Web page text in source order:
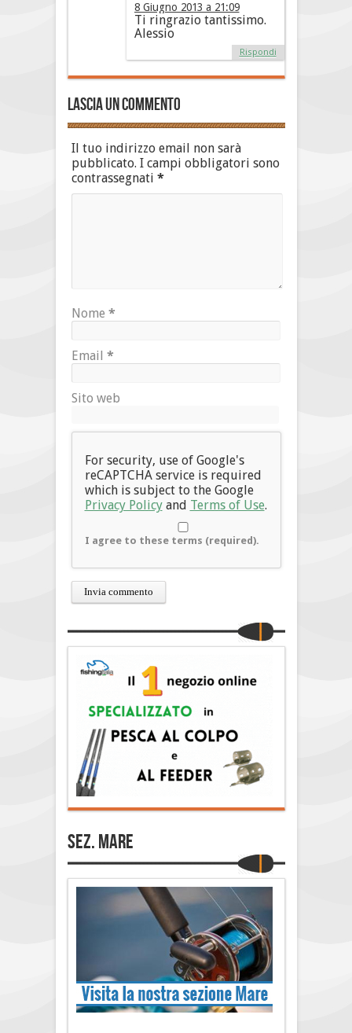
8 Giugno 2013 a 21:09
Ti ringrazio tantissimo.
Alessio
Rispondi
Lascia un commento
Il tuo indirizzo email non sarà
pubblicato. I campi obbligatori sono
contrassegnati *
Nome *
Email *
Sito web
For security, use of Google's
reCAPTCHA service is required
which is subject to the Google
Privacy Policyand Terms of Use.
I agree to these terms (required).
Sez. Mare